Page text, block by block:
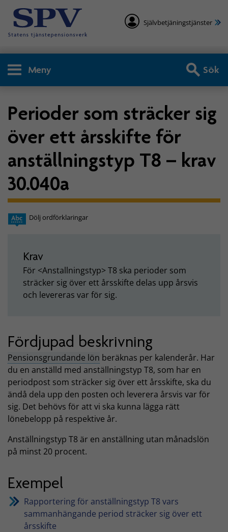
Självbetjäningstjänster
Meny Sök
Perioder som sträcker sig
över ett årsskifte för
anställningstyp T8 – krav
30.040a
Dölj ordförklaringar
Krav
För <Anstallningstyp> T8 ska perioder som
sträcker sig över ett årsskifte delas upp årsvis
och levereras var för sig.
Fördjupad beskrivning
Pensionsgrundande lön beräknas per kalenderår. Har
du en anställd med anställningstyp T8, som har en
periodpost som sträcker sig över ett årsskifte, ska du
ändå dela upp den posten och leverera årsvis var för
sig. Det behövs för att vi ska kunna lägga rätt
lönebelopp på respektive år.
Anställningstyp T8 är en anställning utan månadslön
på minst 20 procent.
Exempel
Rapportering för anställningstyp T8 vars
sammanhängande period sträcker sig över ett
årsskifte